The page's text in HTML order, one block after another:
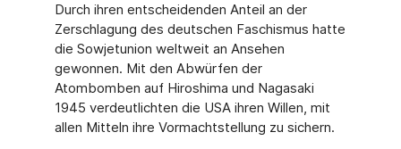
Durch ihren entscheidenden Anteil an der
Zerschlagung des deutschen Faschismus hatte
die Sowjetunion weltweit an Ansehen
gewonnen. Mit den Abwürfen der
Atombomben auf Hiroshima und Nagasaki
1945 verdeutlichten die USA ihren Willen, mit
allen Mitteln ihre Vormachtstellung zu sichern.